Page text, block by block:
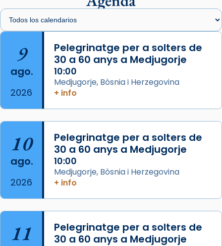
de Barcelona.
2 weeks ago
Aquest dilluns, 27 de juliol, ha tingut lloc la
missa d’acció de gràcies en agraïment al
comitè organitzador de la visita apostòlica
del Sant Pare Lleó XIV a Barcelona, i als
col·laboradors, a la Catedral de Barcelona.
L’arquebisbe de Barcelona, el cardenal Joan
Josep Omella, ha presidit la missa i l’ha
concelebrat el bisbe auxiliar de Barcelona,
Mons. David Abadías.
📸 Dr. G. Simón
Foto
View on Facebook · Share
9
ago.
2026
Pelegrinatge per a solters de
30 a 60 anys a Medjugorje
10:00
Medjugorje, Bòsnia i Herzegovina
+ info
10
ago.
2026
Pelegrinatge per a solters de
30 a 60 anys a Medjugorje
10:00
Medjugorje, Bòsnia i Herzegovina
+ info
11
Pelegrinatge per a solters de
30 a 60 anys a Medjugorje